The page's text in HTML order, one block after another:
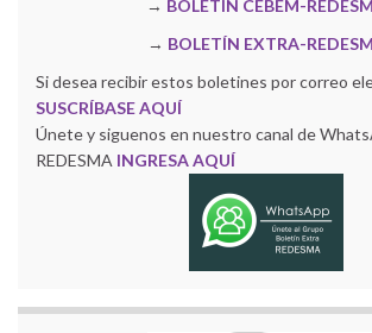
→ BOLETÍN CEBEM-
→ BOLETÍN EXTRA-
Si desea recibir estos boletines por correo
SUSCRÍBASE AQUÍ
Únete y siguenos en nuestro canal de
REDESMA INGRESA AQUÍ